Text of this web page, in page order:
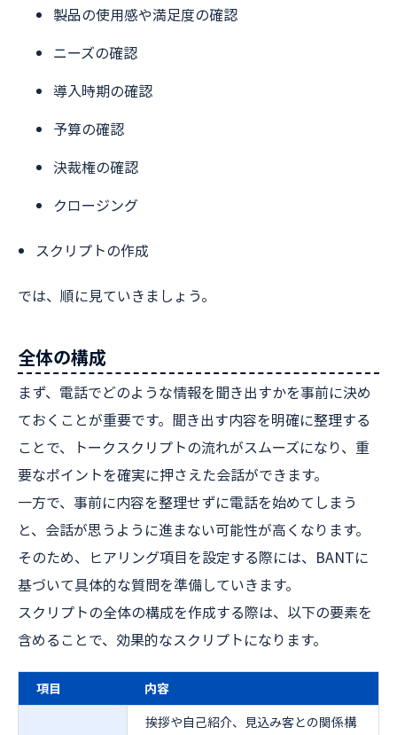
製品の使用感や満足度の確認
ニーズの確認
導入時期の確認
予算の確認
決裁権の確認
クロージング
スクリプトの作成
では、順に見ていきましょう。
全体の構成
まず、電話でどのような情報を聞き出すかを事前に決め
ておくことが重要です。聞き出す内容を明確に整理する
ことで、トークスクリプトの流れがスムーズになり、重
要なポイントを確実に押さえた会話ができます。
一方で、事前に内容を整理せずに電話を始めてしまう
と、会話が思うように進まない可能性が高くなります。
そのため、ヒアリング項目を設定する際には、BANTに
基づいて具体的な質問を準備していきます。
スクリプトの全体の構成を作成する際は、以下の要素を
含めることで、効果的なスクリプトになります。
項目 内容
挨拶や自己紹介、見込み客との関係構